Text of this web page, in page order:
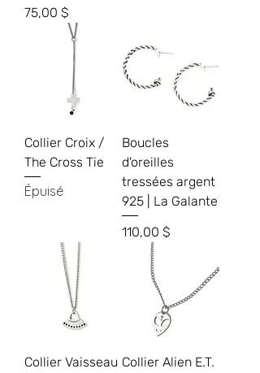
Prix
75,00 $
Collier Croix /
The Cross Tie
Épuisé
Boucles
d'oreilles
tressées argent
925 | La Galante
Prix
110,00 $
Collier Vaisseau Collier Alien E.T.